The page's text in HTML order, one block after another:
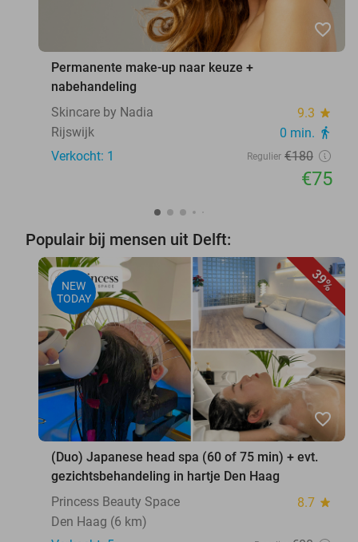
favorite_border
Permanente make-up naar keuze +
nabehandeling
Skincare by Nadia
9.3 star
Rijswijk 0 min. directions_walk
Verkocht: 1 Regulier €180
€75
Populair bij mensen uit Delft:
39%
NEW
TODAY
favorite_border
(Duo) Japanese head spa (60 of 75 min) + evt.
gezichtsbehandeling in hartje Den Haag
Princess Beauty Space
8.7 star
Den Haag (6 km)